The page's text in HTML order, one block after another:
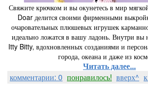
Свяжите крючком и вы окунетесь в мир
Doar делится своими фирменными
очаровательных плюшевых игрушек
идеально ложатся в вашу ладонь. Внутри вы
Itty Bitty, вдохновленных созданиями и
города, океана и даже из
Читать далее...
комментарии: 0 понравилось! вверх^